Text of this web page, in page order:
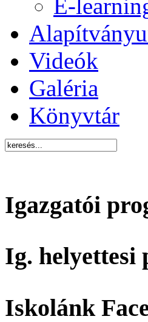
E-
Videók
Galéria
Könyvtár
Igazgatói
Ig. helyettesi
Iskolánk